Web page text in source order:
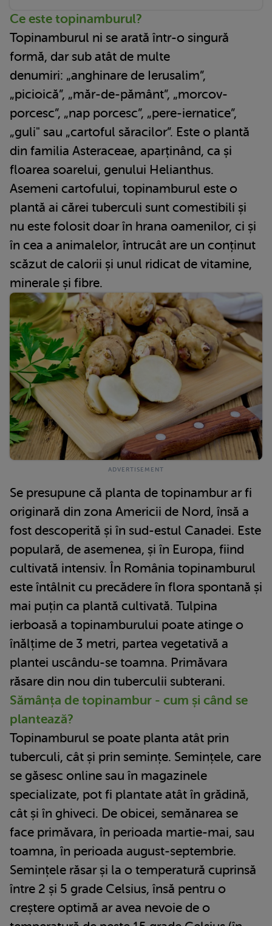
Ce este topinamburul?
Topinamburul ni se arată într-o singură
formă, dar sub atât de multe
denumiri: „anghinare de Ierusalim”,
„picioică”, „măr-de-pământ”, „morcov-
porcesc”, „nap porcesc”, „pere-iernatice”,
„guli" sau „cartoful săracilor”. Este o plantă
din familia Asteraceae, aparținând, ca și
floarea soarelui, genului Helianthus.
Asemeni cartofului, topinamburul este o
plantă ai cărei tuberculi sunt comestibili și
nu este folosit doar în hrana oamenilor, ci și
în cea a animalelor, întrucât are un conținut
scăzut de calorii și unul ridicat de vitamine,
minerale și fibre.
Se presupune că planta de topinambur ar fi
originară din zona Americii de Nord, însă a
fost descoperită și în sud-estul Canadei. Este
populară, de asemenea, și în Europa, fiind
cultivată intensiv. În România topinamburul
este întâlnit cu precădere în flora spontană și
mai puțin ca plantă cultivată. Tulpina
ierboasă a topinamburului poate atinge o
înălțime de 3 metri, partea vegetativă a
plantei uscându-se toamna. Primăvara
răsare din nou din tuberculii subterani.
Sămânța de topinambur - cum și când se
plantează?
Topinamburul se poate planta atât prin
tuberculi, cât și prin semințe. Semințele, care
se găsesc online sau în magazinele
specializate, pot fi plantate atât în grădină,
cât și în ghiveci. De obicei, semănarea se
face primăvara, în perioada martie-mai, sau
toamna, în perioada august-septembrie.
Semințele răsar și la o temperatură cuprinsă
între 2 și 5 grade Celsius, însă pentru o
creștere optimă ar avea nevoie de o